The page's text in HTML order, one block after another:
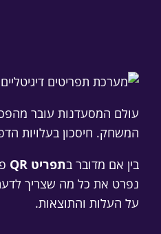
עולם המסעדנות עובר
המשחק. חיסכון בעלויות
בין אם מדובר בתפריט QR
נפרט את כל מה שצריך
על העלות והתוצאות.